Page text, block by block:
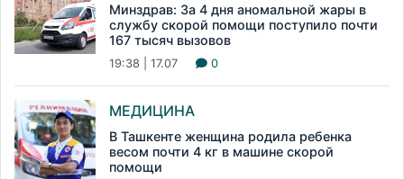
Минздрав: За 4 дня аномальной жары в
службу скорой помощи поступило почти
167 тысяч вызовов
19:38 | 17.07 0
МЕДИЦИНА
В Ташкенте женщина родила ребенка
весом почти 4 кг в машине скорой
помощи